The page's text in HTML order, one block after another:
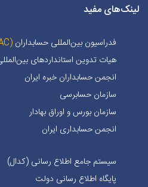
لینک‌های مفید
فدراسیون بین‌المللی حسابداران (IFAC)
هیات تدوین استانداردهای
انجمن حسابداران خبره ايران
سازمان حسابرسی
سازمان بورس و اوراق بهادار
انجمن حسابداری ایران
سیستم جامع اطلاع رسانی (کدال)
پایگاه اطلاع رسانی دولت